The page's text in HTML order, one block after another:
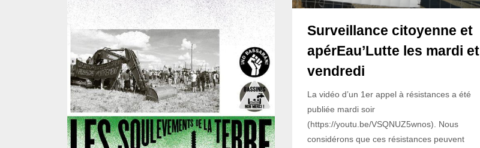
Surveillance citoyenne et
apérEau’Lutte les mardi et
vendredi
La vidéo d’un 1er appel à résistances a été
publiée mardi soir
(https://youtu.be/VSQNUZ5wnos). Nous
considérons que ces résistances peuvent